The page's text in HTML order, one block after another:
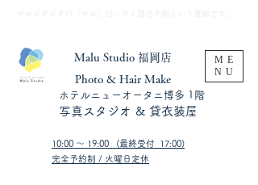
Malu Studio 福岡店
ME
NU
10:00 〜 19:00 (最終受付 17:00)​
完全予約制 / 火曜日定休
​Photo & Hair Make
​ホテルニューオータニ博多 1階
​写真スタジオ & 貸衣装屋